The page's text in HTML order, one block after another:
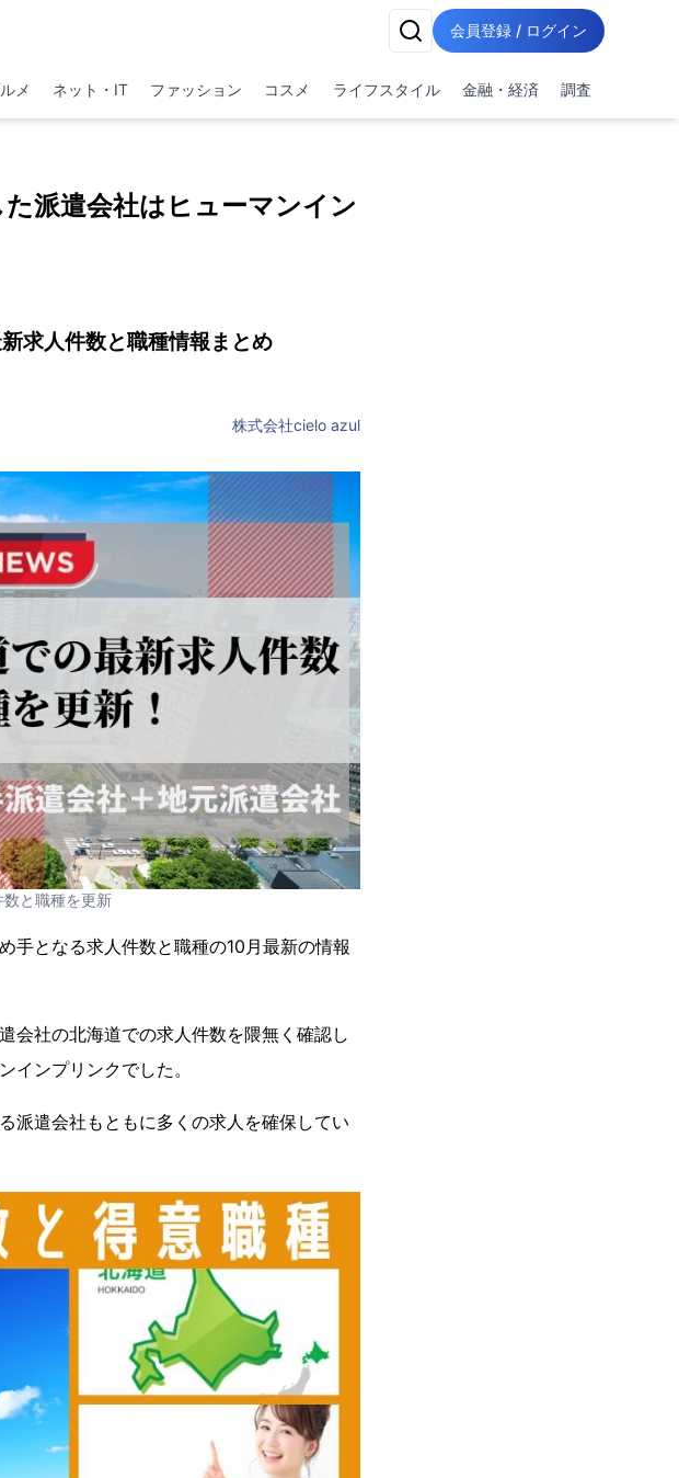
会員登録 / ログイン
メ ネット・IT ファッション コスメ ライフスタイル 金融・経済 調査
た派遣会社はヒューマンイン
求人件数と職種情報まとめ
株式会社cielo azul
と職種を更新
手となる求人件数と職種の10月最新の情報
会社の北海道での求人件数を隈無く確認し
インプリンクでした。
派遣会社もともに多くの求人を確保してい